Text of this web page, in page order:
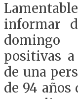
informar
positivas
de una
de 94 años